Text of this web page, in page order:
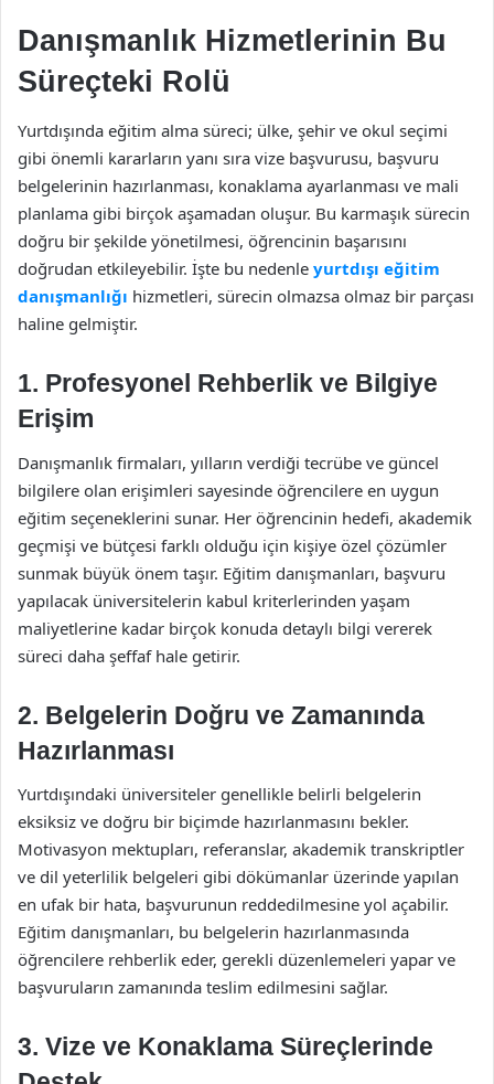
Danışmanlık Hizmetlerinin Bu
Süreçteki Rolü
Yurtdışında eğitim alma süreci; ülke, şehir ve okul seçimi
gibi önemli kararların yanı sıra vize başvurusu, başvuru
belgelerinin hazırlanması, konaklama ayarlanması ve mali
planlama gibi birçok aşamadan oluşur. Bu karmaşık sürecin
doğru bir şekilde yönetilmesi, öğrencinin başarısını
doğrudan etkileyebilir. İşte bu nedenle yurtdışı eğitim
danışmanlığı hizmetleri, sürecin olmazsa olmaz bir parçası
haline gelmiştir.
1. Profesyonel Rehberlik ve Bilgiye
Erişim
Danışmanlık firmaları, yılların verdiği tecrübe ve güncel
bilgilere olan erişimleri sayesinde öğrencilere en uygun
eğitim seçeneklerini sunar. Her öğrencinin hedefi, akademik
geçmişi ve bütçesi farklı olduğu için kişiye özel çözümler
sunmak büyük önem taşır. Eğitim danışmanları, başvuru
yapılacak üniversitelerin kabul kriterlerinden yaşam
maliyetlerine kadar birçok konuda detaylı bilgi vererek
süreci daha şeffaf hale getirir.
2. Belgelerin Doğru ve Zamanında
Hazırlanması
Yurtdışındaki üniversiteler genellikle belirli belgelerin
eksiksiz ve doğru bir biçimde hazırlanmasını bekler.
Motivasyon mektupları, referanslar, akademik transkriptler
ve dil yeterlilik belgeleri gibi dökümanlar üzerinde yapılan
en ufak bir hata, başvurunun reddedilmesine yol açabilir.
Eğitim danışmanları, bu belgelerin hazırlanmasında
öğrencilere rehberlik eder, gerekli düzenlemeleri yapar ve
başvuruların zamanında teslim edilmesini sağlar.
3. Vize ve Konaklama Süreçlerinde